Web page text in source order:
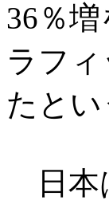
36％
ラフ
たとい
日本